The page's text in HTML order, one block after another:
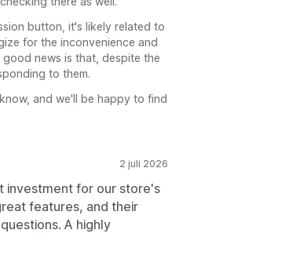
button, it's likely related to
for the inconvenience and
news is that, despite the
to them.
and we'll be happy to find
2 juli 2026
investment for our store's
features, and their
A highly